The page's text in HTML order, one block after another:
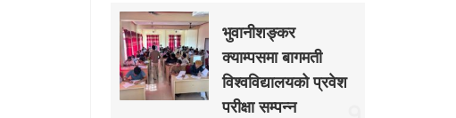
भुवानीशङ्कर
क्याम्पसमा बागमती
विश्वविद्यालयको प्रवेश
परीक्षा सम्पन्न